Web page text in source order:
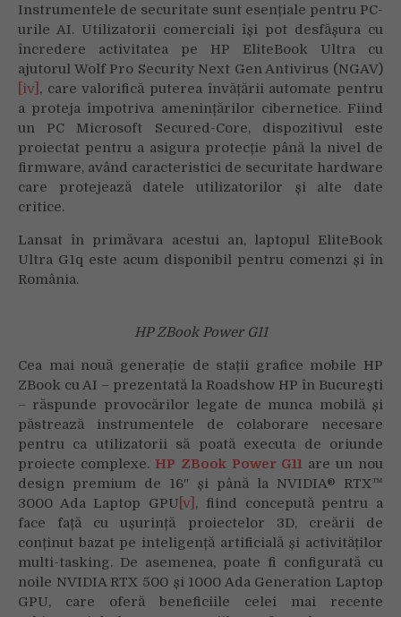
Instrumentele de securitate sunt esențiale pentru PC-
urile AI. Utilizatorii comerciali își pot desfășura cu
încredere activitatea pe HP EliteBook Ultra cu
ajutorul Wolf Pro Security Next Gen Antivirus (NGAV)
[iv] , care valorifică puterea învățării automate pentru
a proteja împotriva amenințărilor cibernetice. Fiind
un PC Microsoft Secured-Core, dispozitivul este
proiectat pentru a asigura protecție până la nivel de
firmware, având caracteristici de securitate hardware
care protejează datele utilizatorilor și alte date
critice.
Lansat în primăvara acestui an, laptopul EliteBook
Ultra G1q este acum disponibil pentru comenzi și în
România.
HP ZBook Power G11
Cea mai nouă generație de stații grafice mobile HP
ZBook cu AI – prezentată la Roadshow HP în București
– răspunde provocărilor legate de munca mobilă și
păstrează instrumentele de colaborare necesare
pentru ca utilizatorii să poată executa de oriunde
proiecte complexe. HP ZBook Power G11 are un nou
design premium de 16″ și până la NVIDIA® RTX™
3000 Ada Laptop GPU [v] , fiind concepută pentru a
face față cu ușurință proiectelor 3D, creării de
conținut bazat pe inteligență artificială și activităților
multi-tasking. De asemenea, poate fi configurată cu
noile NVIDIA RTX 500 și 1000 Ada Generation Laptop
GPU, care oferă beneficiile celei mai recente